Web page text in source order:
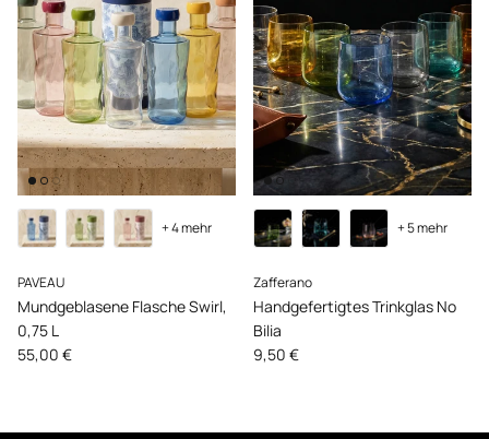
PAVEAU
Mundgeblasene Flasche Swirl,
0,75 L
Normaler Preis
55,00 €
+ 4 mehr
Zafferano
Handgefertigtes Trinkglas No
Bilia
Normaler Preis
9,50 €
+ 5 mehr